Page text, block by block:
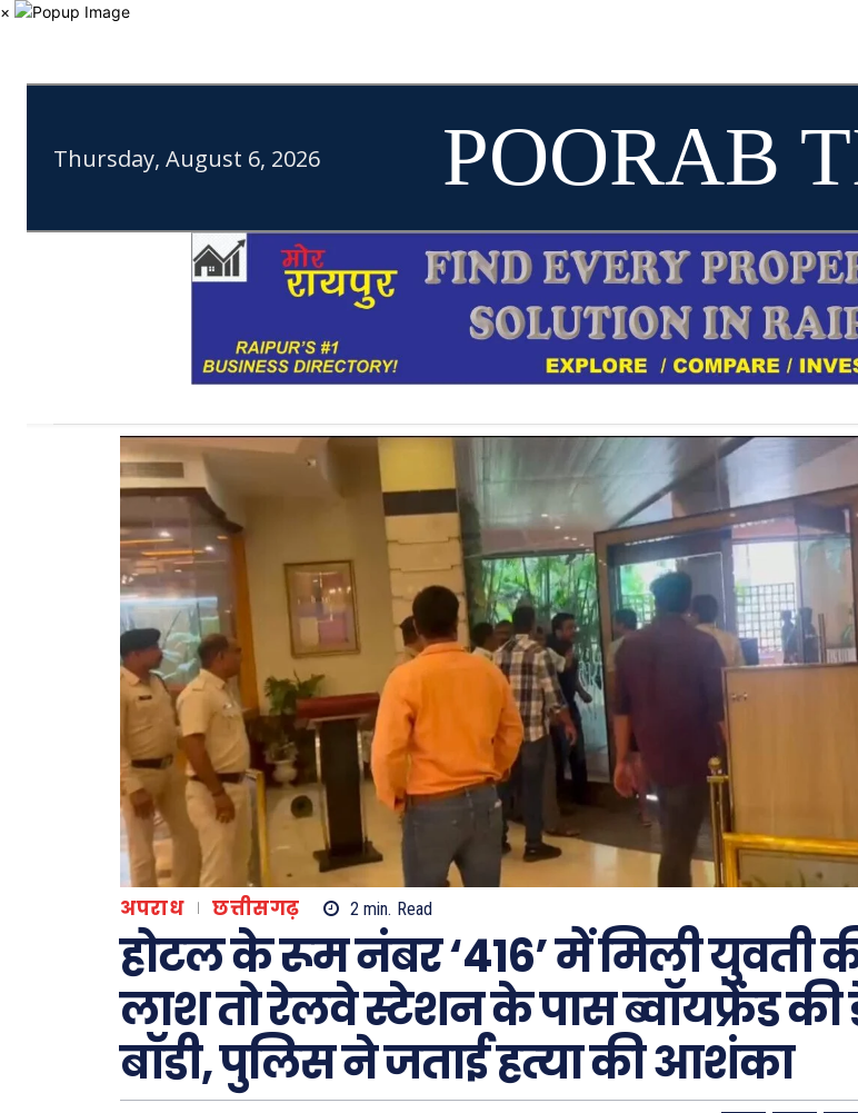
×
Thursday, August 6, 2026 POORAB
अपराध छत्तीसगढ़ 2 min. Read
होटल के रूम नंबर ‘416’ में मिली युवती
लाश तो रेलवे स्‍टेशन के पास ब्‍वॉयफ्रेंड की
बॉडी, पुलिस ने जताई हत्‍या की आशंका